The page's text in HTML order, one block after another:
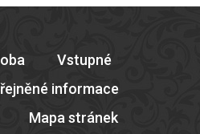
Vstupné
informace
Mapa stránek